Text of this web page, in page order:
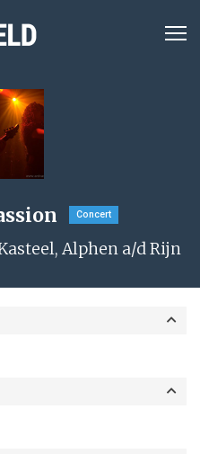
Concert
Alphen a/d Rijn